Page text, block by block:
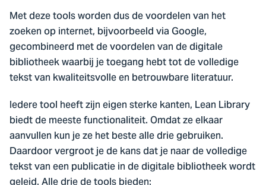
Met deze tools worden dus de voordelen van het
zoeken op internet, bijvoorbeeld via Google,
gecombineerd met de voordelen van de digitale
bibliotheek waarbij je toegang hebt tot de volledige
tekst van kwaliteitsvolle en betrouwbare literatuur.
Iedere tool heeft zijn eigen sterke kanten, Lean Library
biedt de meeste functionaliteit. Omdat ze elkaar
aanvullen kun je ze het beste alle drie gebruiken.
Daardoor vergroot je de kans dat je naar de volledige
tekst van een publicatie in de digitale bibliotheek wordt